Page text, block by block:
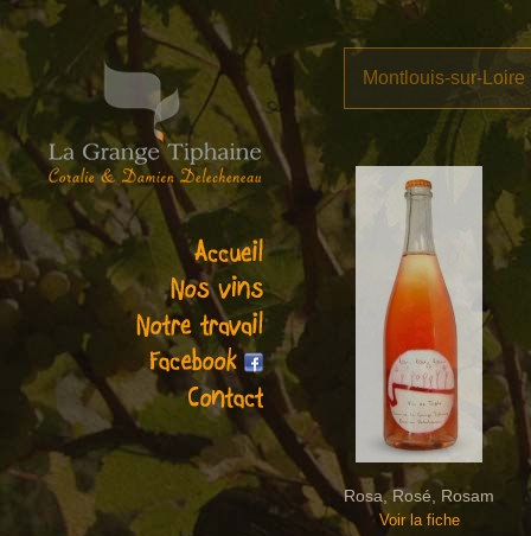
Montlouis-sur-Loire
Rosa, Rosé, Rosam
Voir la fiche